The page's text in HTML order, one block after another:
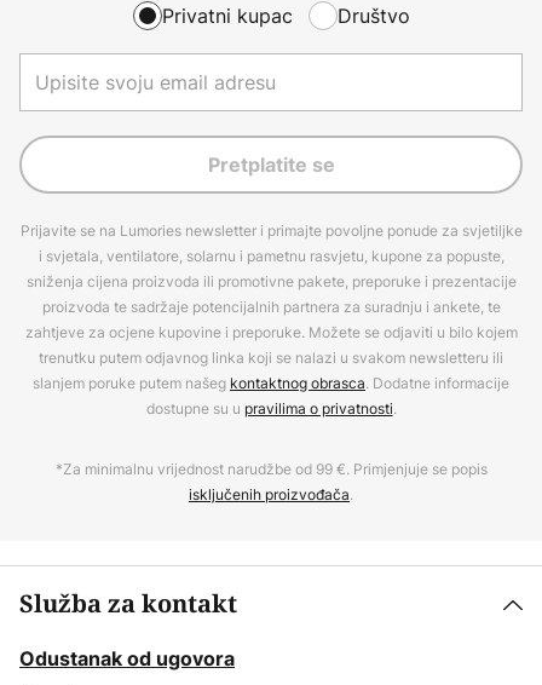
Privatni kupac Društvo
Pretplatite se
Prijavite se na Lumories newsletter i primajte povoljne ponude za svjetiljke
i svjetala, ventilatore, solarnu i pametnu rasvjetu, kupone za popuste,
sniženja cijena proizvoda ili promotivne pakete, preporuke i prezentacije
proizvoda te sadržaje potencijalnih partnera za suradnju i ankete, te
zahtjeve za ocjene kupovine i preporuke. Možete se odjaviti u bilo kojem
trenutku putem odjavnog linka koji se nalazi u svakom newsletteru ili
slanjem poruke putem našeg kontaktnog obrasca. Dodatne informacije
dostupne su u pravilima o privatnosti.
*Za minimalnu vrijednost narudžbe od 99 €. Primjenjuje se popis
isključenih proizvođača.
Služba za kontakt
Odustanak od ugovora